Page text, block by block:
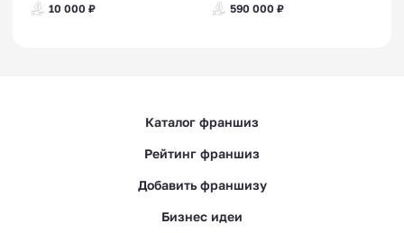
10 000 ₽
590 000 ₽
Каталог франшиз
Рейтинг франшиз
Добавить франшизу
Бизнес идеи